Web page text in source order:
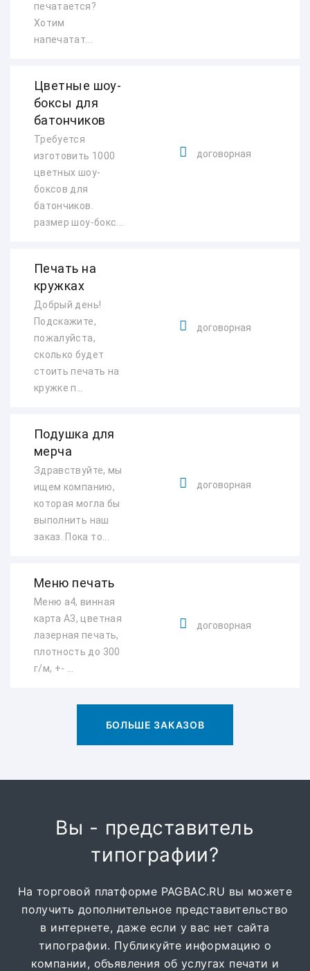
печатается?
Хотим
напечатат...
Цветные шоу-
боксы для
батончиков
Требуется
изготовить 1000
цветных шоу-
боксов для
батончиков.
размер шоу-бокс...
договорная
Печать на
кружках
Добрый день!
Подскажите,
пожалуйста,
сколько будет
стоить печать на
кружке п...
договорная
Подушка для
мерча
Здравствуйте, мы
ищем компанию,
которая могла бы
выполнить наш
заказ. Пока то...
договорная
Меню печать
Меню а4, винная
карта А3, цветная
лазерная печать,
плотность до 300
г/м, +- ...
договорная
БОЛЬШЕ ЗАКАЗОВ
Вы - представитель
типографии?
На торговой платформе PAGBAC.RU вы можете
получить дополнительное представительство
в интернете, даже если у вас нет сайта
типографии. Публикуйте информацию о
компании, объявления об услугах печати и